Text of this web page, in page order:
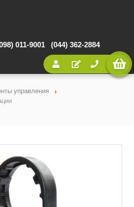
011-9001 (044) 362-2884
управления